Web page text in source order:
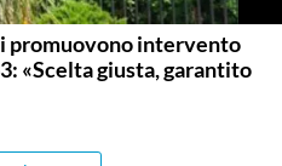
promuovono intervento
«Scelta giusta, garantito